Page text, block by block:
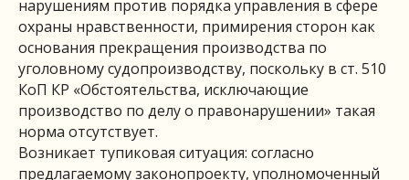
нарушениям против порядка управления в сфере
охраны нравственности, примирения сторон как
основания прекращения производства по
уголовному судопроизводству, поскольку в ст. 510
КоП КР «Обстоятельства, исключающие
производство по делу о правонарушении» такая
норма отсутствует.
Возникает тупиковая ситуация: согласно
предлагаемому законопроекту, уполномоченный